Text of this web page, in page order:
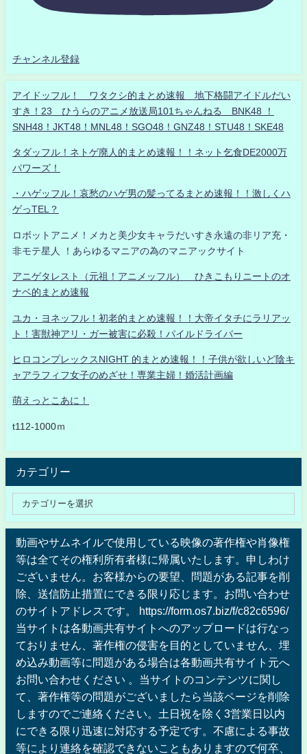
チャンネル登録
アイドッフル！ ワタクシ的まとめ速報 地下格闘アイドルだい
すき！23 ひうらのアニメ放送局101ちゃんねる BNK48 ！
SNH48！JKT48！MNL48！SGO48！GNZ48！STU48！SKE48
タダッフル！ネトゲ廃人的まとめ速報！！ネット乞食DE2000万
パワーズ！
・ハゲッフル！哀愁のハゲ男の髪ってるまとめ速報！！激しくハ
ゲっTEL？
ロボットアニメ！メカと美少女キャラだいすき永遠の非リア充・
非モテ星人 ！あらゆるマニアの為のマニアックサイト
アニゲタレスト（元祖！アニメッフル） ひきこもりニートのオ
ナベ的まとめ速報
ユカ・ヨネッフル！初老的まとめ速報！！大帝イタチにラリアッ
ト！害獣神アリ・ガー被害に必殺！パイルドライバー
ヒロコンプレックスNIGHT 的まとめ速報！！子供が欲しいど陰キ
ャアラフィフ女子のめざせ！専業主婦！婚活計画編
萌えっとこあに！
t112-1000ｍ
カテゴリー
動画やサムネイルで使用している映像の著作権や肖像権
等は全てその権利所有者様に帰属いたします。申しわけ
ございません。お客様からの要望、問題がある記事を削
除、送信防止措置にできる限り応じます。お問い合わせ
のサイトアドレスです。 https://form.os7.biz/f/c82c6596/
当サイトは各動画共有サイトへのアップロードは行なっ
ておりません、著作権の侵害を目的としていません、埋
め込み動画等に問題がある場合は各動画共有サイト元へ
お問い合わせください 。当サイトのコンテンツに関し
て、著作権等の問題がございましたら当該ページを削除
しますのでご連絡ください。土日祝を除く3営業日以内
にできる限り迅速に対応する予定です。不慮による事故
等により連絡を確認できないこともありますので何卒、